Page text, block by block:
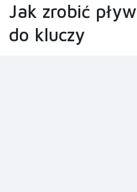
Jak zrobić
do kluczy